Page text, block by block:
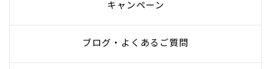
キャンペーン
ブログ・よくあるご質問